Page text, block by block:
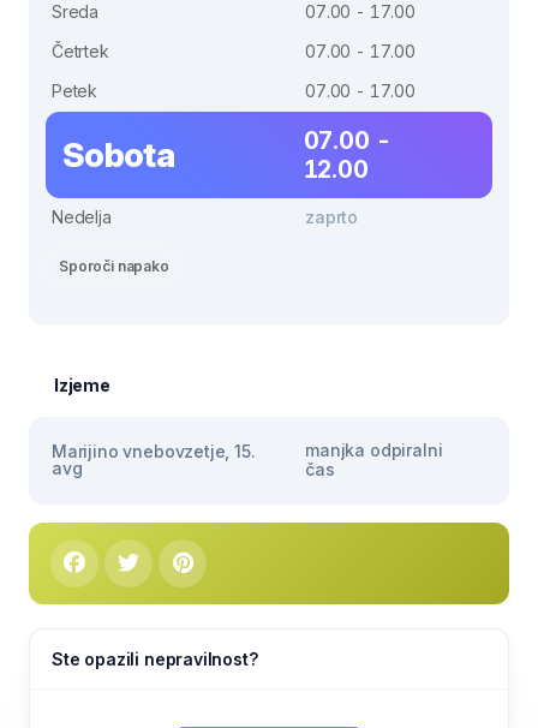
Sreda
07.00 - 17.00
Četrtek
07.00 - 17.00
Petek
07.00 - 17.00
Sobota
07.00 -
12.00
Nedelja zaprto
Sporoči napako
Izjeme
Marijino vnebovzetje, 15.
avg
manjka odpiralni
čas
Ste opazili nepravilnost?